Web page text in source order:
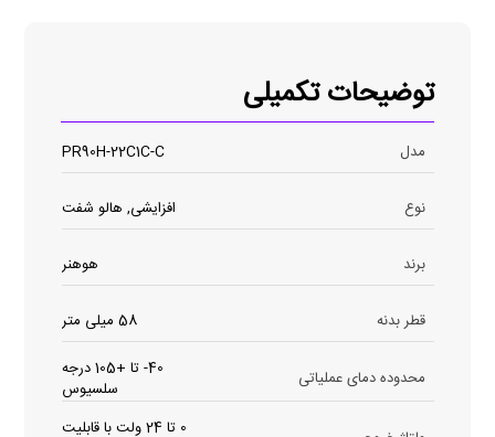
توضیحات تکمیلی
مدل PR90H-22C1C-C
نوع افزایشی, هالو شفت
برند هوهنر
قطر بدنه 58 میلی متر
محدوده دمای عملیاتی
40- تا +105 درجه
سلسیوس
0 تا 24 ولت با قابلیت